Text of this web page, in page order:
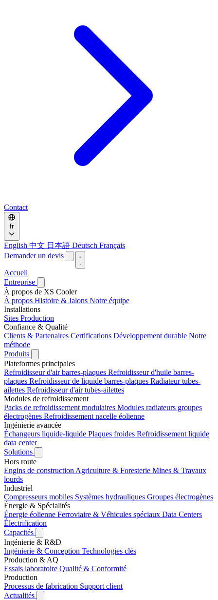
Contact
fr
English 中文 日本語 Deutsch Français
Demander un devis
Accueil
Entreprise
À propos de XS Cooler
À propos Histoire & Jalons Notre équipe
Installations
Sites Production
Confiance & Qualité
Clients & Partenaires Certifications Développement durable Notre
méthode
Produits
Plateformes principales
Refroidisseur d'air barres-plaques Refroidisseur d'huile barres-
plaques Refroidisseur de liquide barres-plaques Radiateur tubes-
ailettes Refroidisseur d'air tubes-ailettes
Modules de refroidissement
Packs de refroidissement modulaires Modules radiateurs groupes
électrogènes Refroidissement nacelle éolienne
Ingénierie avancée
Échangeurs liquide-liquide Plaques froides Refroidissement liquide
data center
Solutions
Hors route
Engins de construction Agriculture & Foresterie Mines & Travaux
lourds
Industriel
Compresseurs mobiles Systèmes hydrauliques Groupes électrogènes
Énergie & Spécialités
Énergie éolienne Ferroviaire & Véhicules spéciaux Data Centers
Électrification
Capacités
Ingénierie & R&D
Ingénierie & Conception Technologies clés
Production & AQ
Essais laboratoire Qualité & Conformité
Production
Processus de fabrication Support client
Actualités